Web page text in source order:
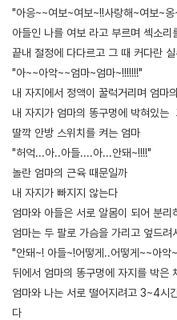
"아응~~여보~여보~!!사랑해~여보~옹
아들인 나를 여보 라고 부르며 섹소리
끝내 절정에 다다르고 그 때 커다란
"아~~아악~~엄마~엄마~!!!!!!!"
내 자지에서 정액이 꿀럭거리며 엄마
내 자지가 엄마의 똥구멍에 박혀있는
딸깍 안방 스위치를 켜는 엄마
"허억...아..아들....아...안돼~!!!!"
놀란 엄마의 근육 때문일까
내 자지가 빠지지 않는다
엄마와 아들은 서로 알몸이 되어 분
엄마는 두 팔로 가슴을 가리고 엎드려
"안돼~! 아들~!어떻게..어떻게~~아악
뒤에서 엄마의 똥구멍에 자지를 박은
엄마와 나는 서로 떨어지려고 3~4시
다